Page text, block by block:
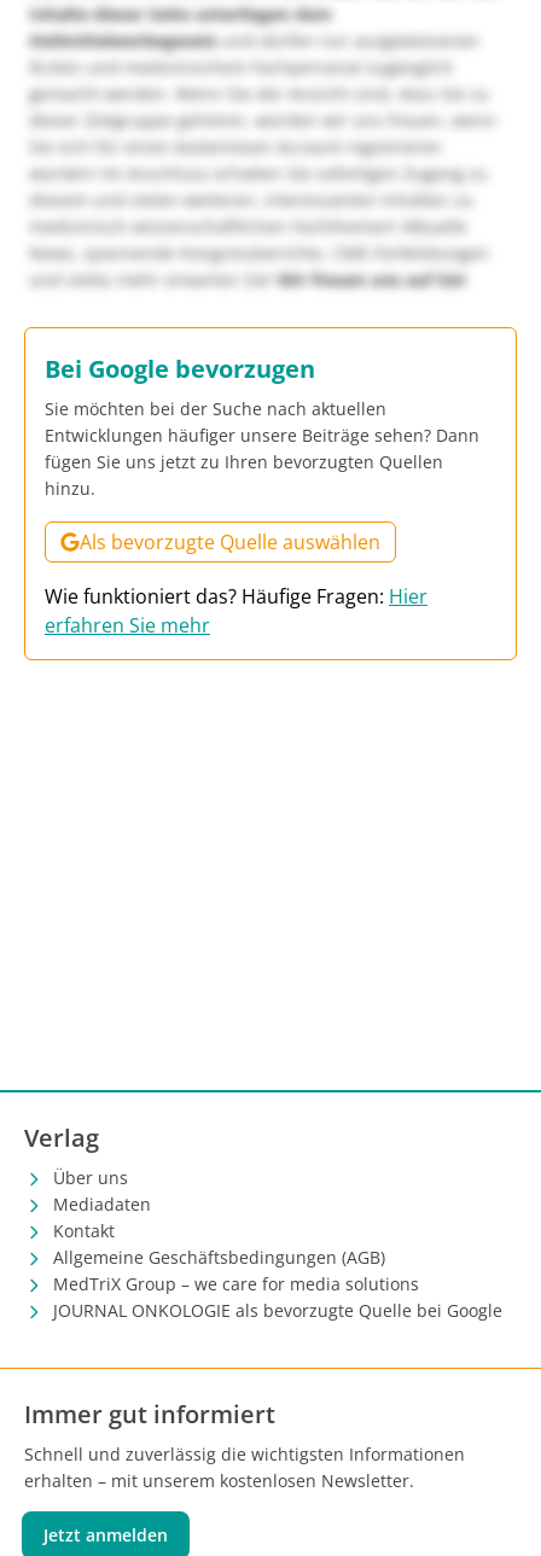
Inhalte dieser Seite unterliegen dem
Heilmittelwerbegesetzund dürfen nur ausgewiesenen
Ärzten und medizinischem Fachpersonal zugänglich
gemacht werden. Wenn Sie der Ansicht sind, dass Sie zu
dieser Zielgruppe gehören, würden wir uns freuen, wenn
Sie sich für einen kostenlosen Account registrieren
würden! Im Anschluss erhalten Sie sofortigen Zugang zu
diesem und vielen weiteren, interessanten Inhalten zu
medizinisch-wissenschaftlichen Fachthemen! Aktuelle
News, spannende Kongressberichte, CME-Fortbildungen
und vieles mehr erwarten Sie!Wir freuen uns auf Sie!
Bei Google bevorzugen
Sie möchten bei der Suche nach aktuellen
Entwicklungen häufiger unsere Beiträge sehen? Dann
fügen Sie uns jetzt zu Ihren bevorzugten Quellen
hinzu.
Als bevorzugte Quelle auswählen
Wie funktioniert das? Häufige Fragen: Hier
erfahren Sie mehr
Verlag
Über uns
Mediadaten
Kontakt
Allgemeine Geschäftsbedingungen (AGB)
MedTriX Group – we care for media solutions
JOURNAL ONKOLOGIE als bevorzugte Quelle bei Google
Immer gut informiert
Schnell und zuverlässig die wichtigsten Informationen
erhalten – mit unserem kostenlosen Newsletter.
Jetzt anmelden